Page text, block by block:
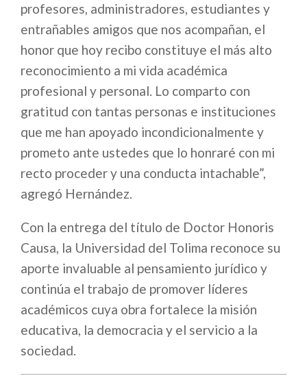
profesores, administradores, estudiantes y
entrañables amigos que nos acompañan, el
honor que hoy recibo constituye el más alto
reconocimiento a mi vida académica
profesional y personal. Lo comparto con
gratitud con tantas personas e instituciones
que me han apoyado incondicionalmente y
prometo ante ustedes que lo honraré con mi
recto proceder y una conducta intachable”,
agregó Hernández.
Con la entrega del título de Doctor Honoris
Causa, la Universidad del Tolima reconoce su
aporte invaluable al pensamiento jurídico y
continúa el trabajo de promover líderes
académicos cuya obra fortalece la misión
educativa, la democracia y el servicio a la
sociedad.